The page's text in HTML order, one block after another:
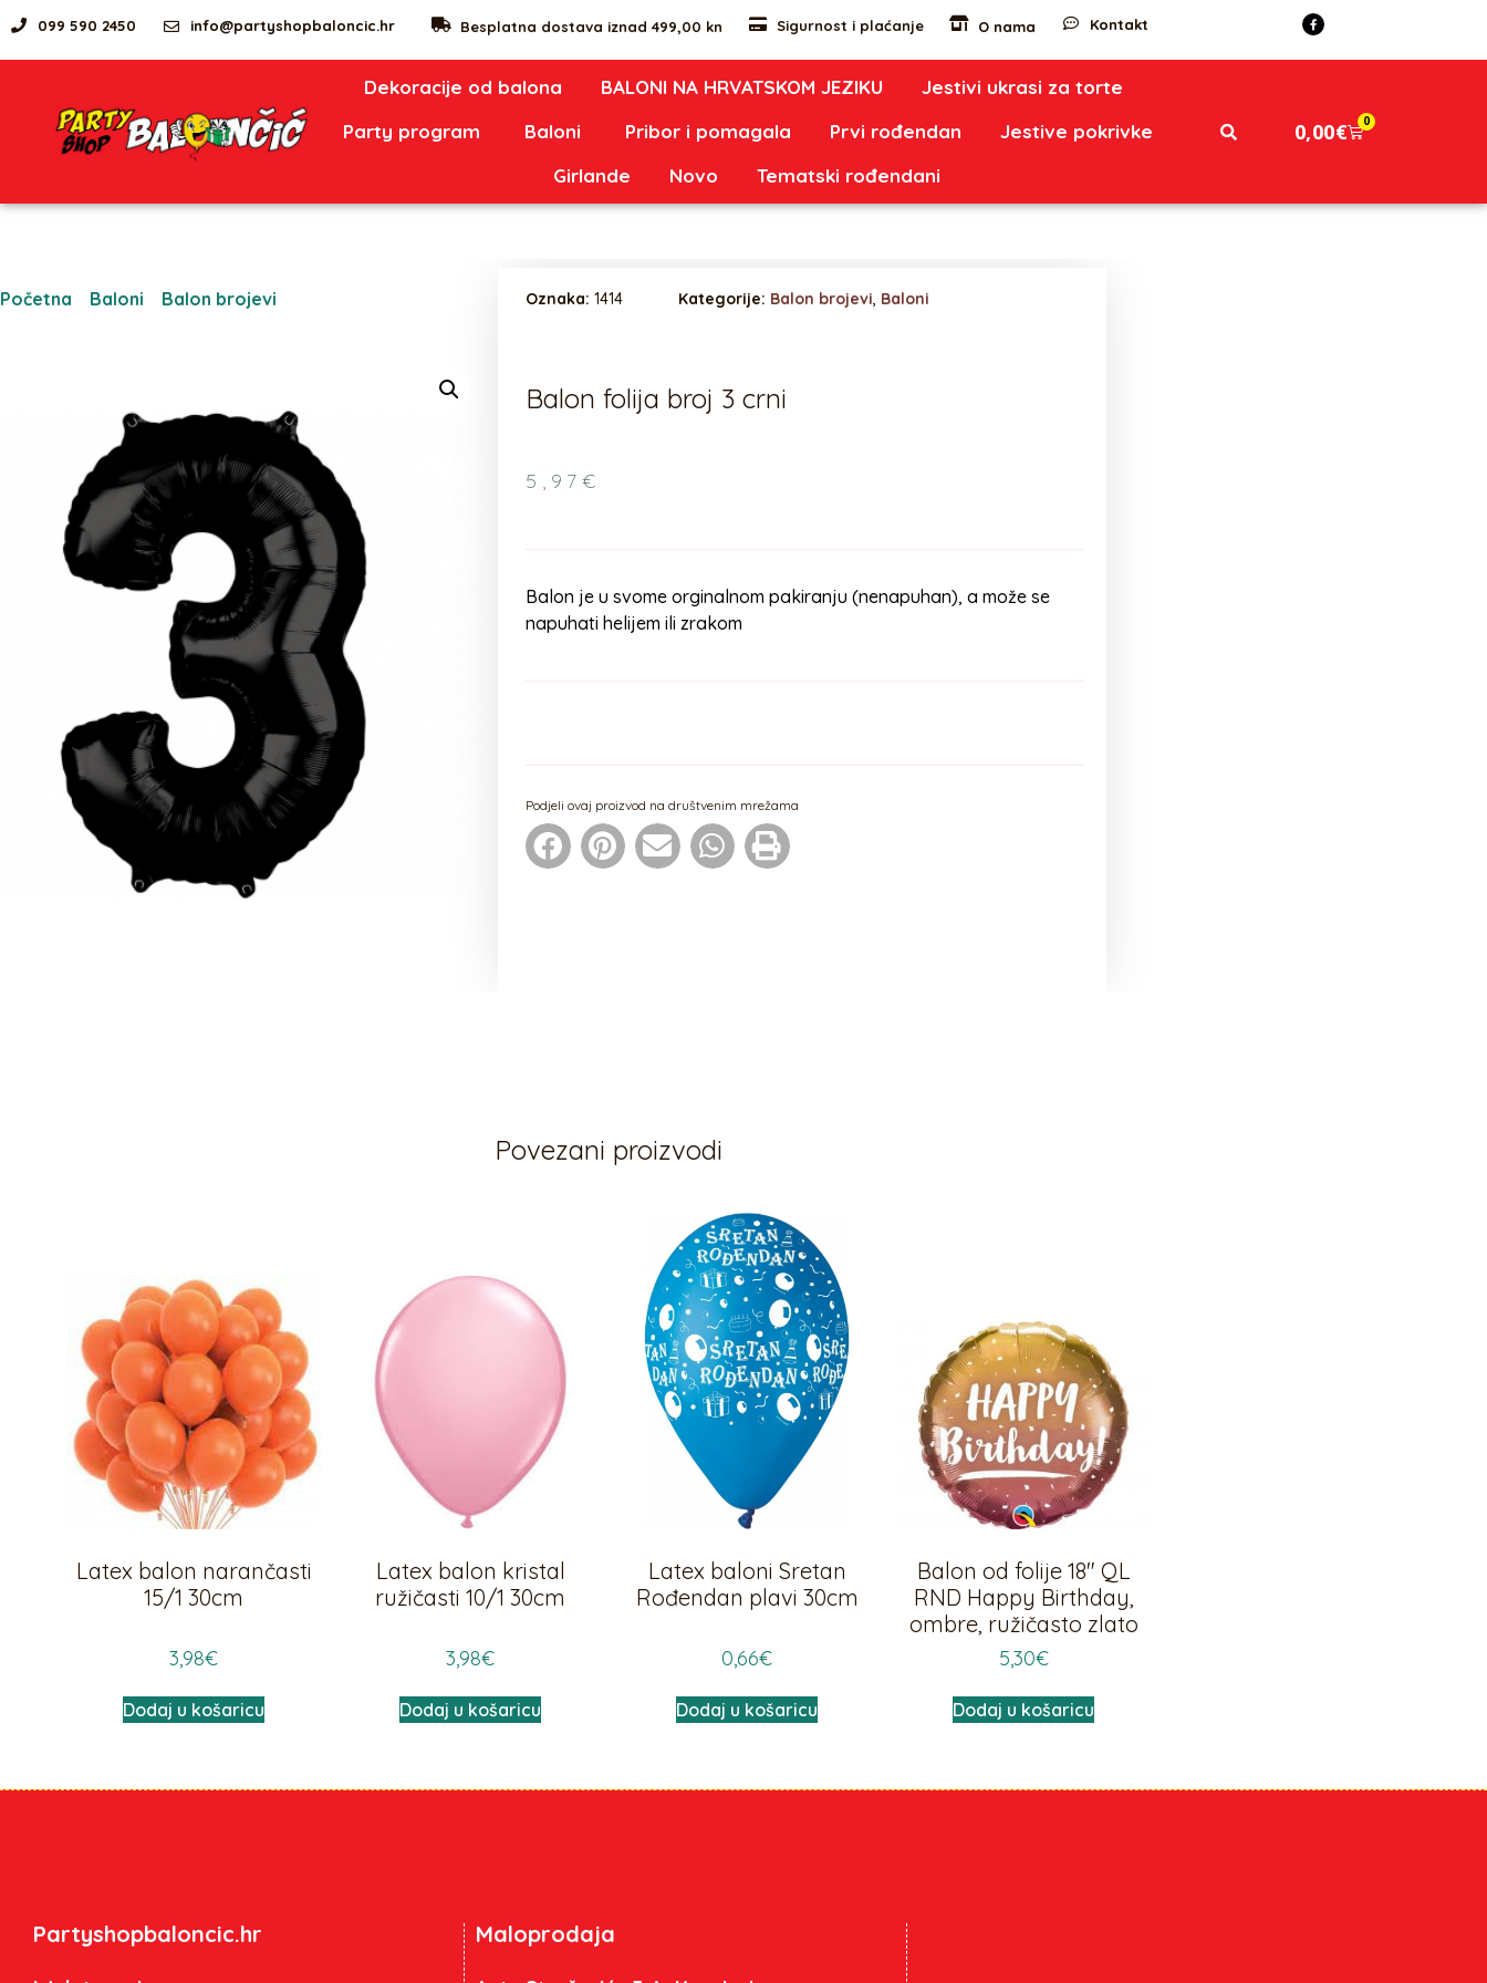
099 590 2450 info@partyshopbaloncic.hr Besplatna dostava iznad 499,00 kn Sigurnost i plaćanje O nama Kontakt
Dekoracije od balona BALONI NA HRVATSKOM JEZIKU
Jestivi ukrasi za torte
Party program
Baloni Pribor i pomagala Prvi rođendan
Jestive pokrivke
Girlande
Novo Tematski rođendani
0,00€ 0
Početna Baloni Balon brojevi Oznaka: 1414 Kategorije: Balon brojevi, Baloni
Balon folija broj 3 crni
5,97 €
Balon je u svome orginalnom pakiranju (nenapuhan), a može se
napuhati helijem ili zrakom
Podjeli ovaj proizvod na društvenim mrežama
Povezani proizvodi
Latex balon narančasti
15/1 30cm
3,98€
Dodaj u košaricu
Latex balon kristal
ružičasti 10/1 30cm
3,98€
Dodaj u košaricu
Latex baloni Sretan
Rođendan plavi 30cm
0,66€
Dodaj u košaricu
Balon od folije 18″ QL
RND Happy Birthday,
ombre, ružičasto zlato
5,30€
Dodaj u košaricu
Partyshopbaloncic.hr Maloprodaja